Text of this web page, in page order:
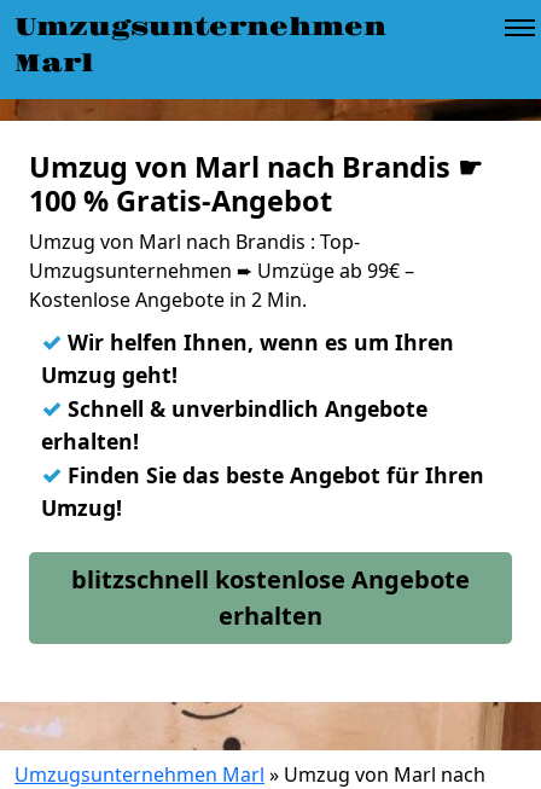
Umzugsunternehmen
Marl
Umzug von Marl nach Brandis ☛
100 % Gratis-Angebot
Umzug von Marl nach Brandis : Top-
Umzugsunternehmen ➨ Umzüge ab 99€ –
Kostenlose Angebote in 2 Min.
✓ Wir helfen Ihnen, wenn es um Ihren
Umzug geht!
✓ Schnell & unverbindlich Angebote
erhalten!
✓ Finden Sie das beste Angebot für Ihren
Umzug!
blitzschnell kostenlose Angebote
erhalten
Umzugsunternehmen Marl » Umzug von Marl nach